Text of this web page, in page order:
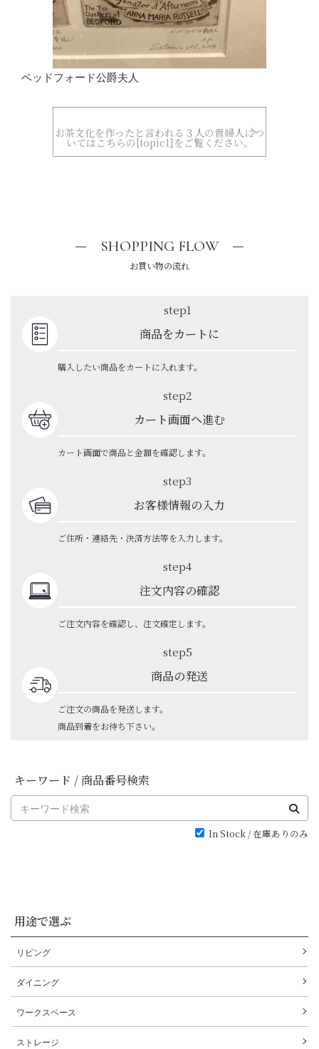
ベッドフォード公爵夫人
お茶文化を作ったと言われる３人の貴婦人につ
いてはこちらの[topic1]をご覧ください。
SHOPPING FLOW
お買い物の流れ
step1
商品をカートに
購入したい商品をカートに入れます。
step2
カート画面へ進む
カート画面で商品と金額を確認します。
step3
お客様情報の入力
ご住所・連絡先・決済方法等を入力します。
step4
注文内容の確認
ご注文内容を確認し、注文確定します。
step5
商品の発送
ご注文の商品を発送します。
商品到着をお待ち下さい。
キーワード / 商品番号検索
In Stock / 在庫ありのみ
用途で選ぶ
リビング
ダイニング
ワークスペース
ストレージ